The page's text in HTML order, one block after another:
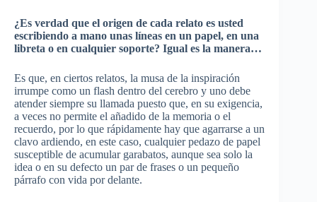
¿Es verdad que el origen de cada relato es usted
escribiendo a mano unas líneas en un papel, en una
libreta o en cualquier soporte? Igual es la manera…
Es que, en ciertos relatos, la musa de la inspiración
irrumpe como un flash dentro del cerebro y uno debe
atender siempre su llamada puesto que, en su exigencia,
a veces no permite el añadido de la memoria o el
recuerdo, por lo que rápidamente hay que agarrarse a un
clavo ardiendo, en este caso, cualquier pedazo de papel
susceptible de acumular garabatos, aunque sea solo la
idea o en su defecto un par de frases o un pequeño
párrafo con vida por delante.